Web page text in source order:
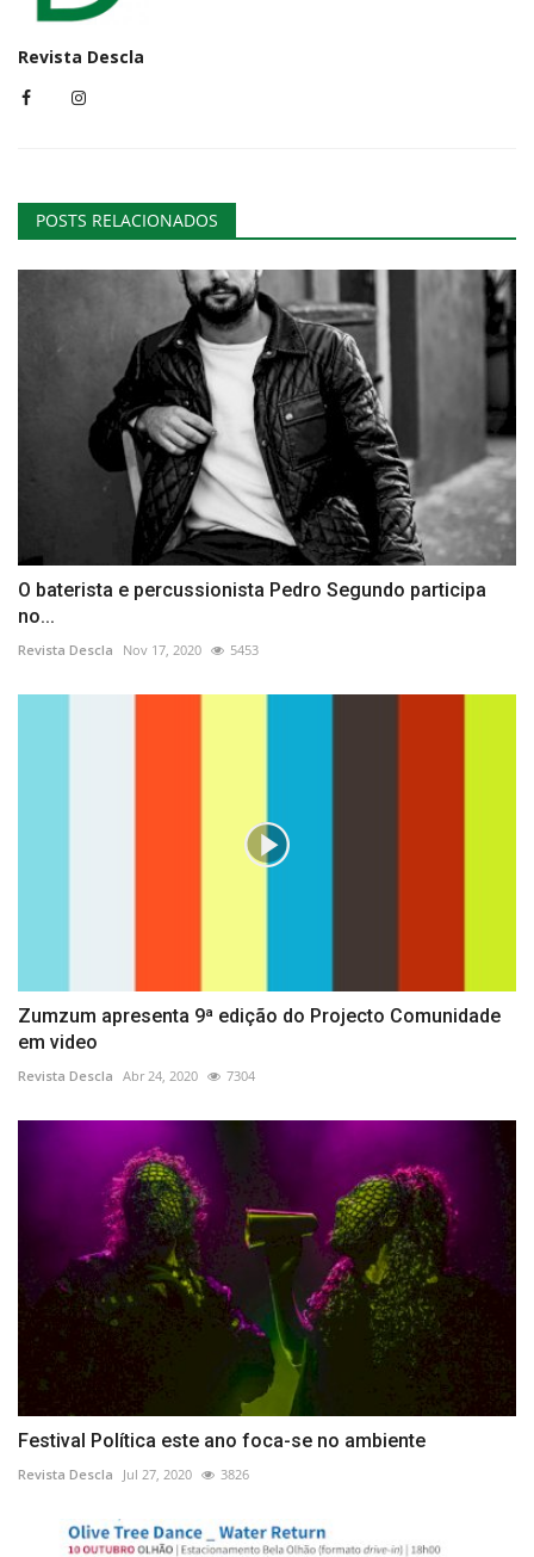
Revista Descla
POSTS RELACIONADOS
O baterista e percussionista Pedro Segundo participa
no...
Revista Descla Nov 17, 2020 5453
Zumzum apresenta 9ª edição do Projecto Comunidade
em video
Revista Descla Abr 24, 2020 7304
Festival Política este ano foca-se no ambiente
Revista Descla Jul 27, 2020 3826